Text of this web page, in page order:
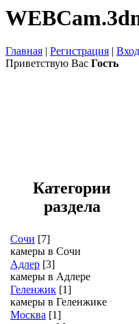
Главная | Регистрация | Вход
Приветствую Вас Гость
Категории
раздела
Сочи [7]
камеры в Сочи
Адлер [3]
камеры в Адлере
Геленжик [1]
камеры в Геленжике
Москва [1]